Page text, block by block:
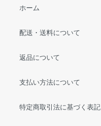
ホーム
配送・送料について
返品について
支払い方法について
特定商取引法に基づく表記